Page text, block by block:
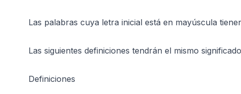
Las palabras cuya letra inicial está en mayúscula
Las siguientes definiciones tendrán el mismo
Definiciones